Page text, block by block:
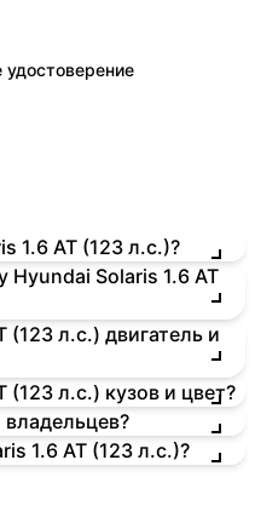
1.6 AT (123 л.с.)?
Hyundai Solaris 1.6 AT
(123 л.с.) двигатель и
(123 л.с.) кузов и цвет?
1.6 AT (123 л.с.)?